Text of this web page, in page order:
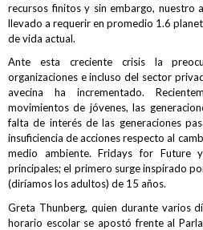
recursos finitos y sin embargo, nuestro
llevado a requerir en promedio 1.6
de vida actual.
Ante esta creciente crisis la
organizaciones e incluso del sector
avecina ha incrementado.
movimientos de jóvenes, las
falta de interés de las generaciones
insuficiencia de acciones respecto al
medio ambiente. Fridays for Future
principales; el primero surge inspirado
(diríamos los adultos) de 15 años.
Greta Thunberg, quien durante varios
horario escolar se apostó frente al